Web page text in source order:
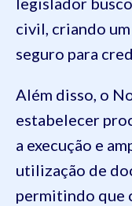
civil, criando
seguro para
Além disso, o
estabelecer
a execução e
utilização de
permitindo que